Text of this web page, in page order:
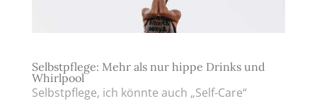
Selbstpflege: Mehr als nur hippe Drinks und
Whirlpool
Selbstpflege, ich könnte auch „Self-Care“